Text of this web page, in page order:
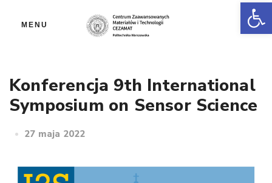
MENU
Konferencja 9th International
Symposium on Sensor Science
27 maja 2022